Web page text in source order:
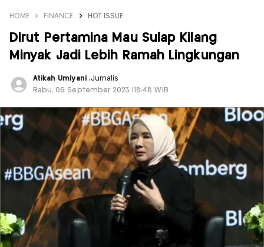
HOME FINANCE HOT ISSUE
Dirut Pertamina Mau Sulap Kilang
Minyak Jadi Lebih Ramah Lingkungan
Atikah Umiyani ,Jurnalis
Rabu, 06 September 2023 |18:48 WIB